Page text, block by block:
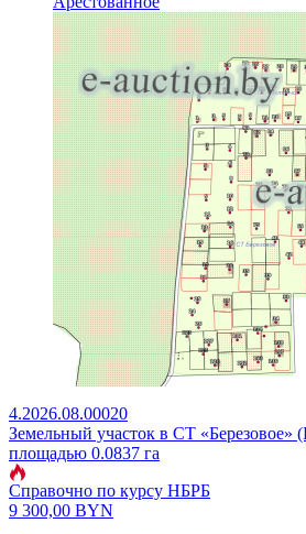
4.2026.08.00020
Земельный участок в СТ «Березовое»
площадью 0.0837 га
Справочно по курсу НБРБ
9 300,00 BYN